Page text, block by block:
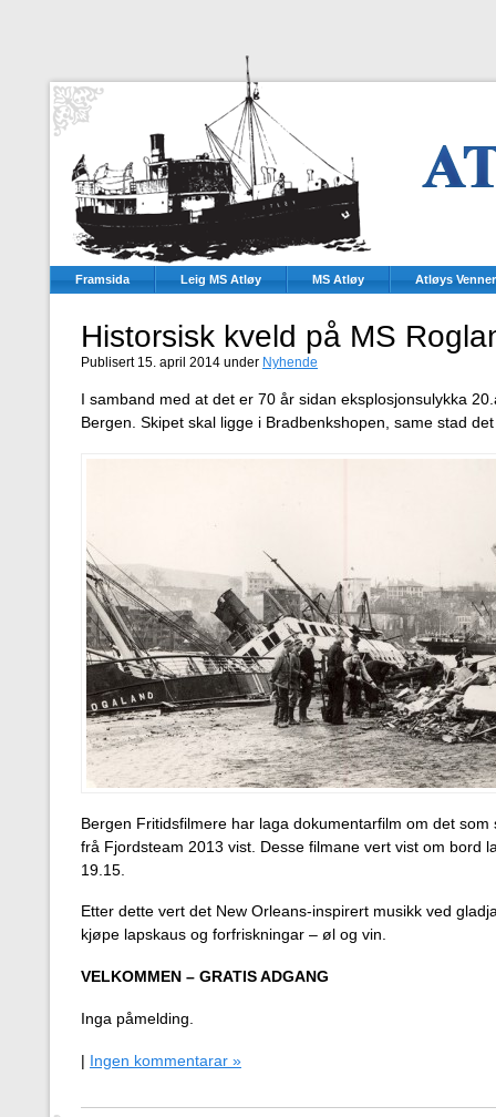
Framsida Leig MS Atløy MS Atløy Atløys Venner
Historsisk kveld på MS
Publisert 15. april 2014 under Nyhende
I samband med at det er 70 år sidan eksplosjonsulykka
Bergen. Skipet skal ligge i Bradbenkshopen, same stad
Bergen Fritidsfilmere har laga dokumentarfilm om det
frå Fjordsteam 2013 vist. Desse filmane vert vist om bord
19.15.
Etter dette vert det New Orleans-inspirert musikk ved
kjøpe lapskaus og forfriskningar – øl og vin.
VELKOMMEN – GRATIS ADGANG
Inga påmelding.
| Ingen kommentarar »